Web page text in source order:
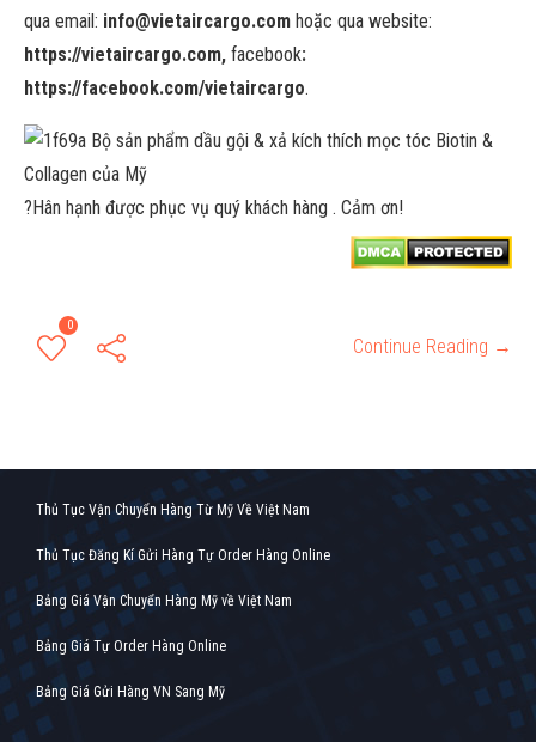
qua email: info@vietaircargo.com hoặc qua website:
https://vietaircargo.com, facebook:
https://facebook.com/vietaircargo.
?Hân hạnh được phục vụ quý khách hàng . Cảm ơn!
0
Continue Reading →
Thủ Tục Vận Chuyển Hàng Từ Mỹ Về Việt Nam
Thủ Tục Đăng Kí Gửi Hàng Tự Order Hàng Online
Bảng Giá Vận Chuyển Hàng Mỹ về Việt Nam
Bảng Giá Tự Order Hàng Online
Bảng Giá Gửi Hàng VN Sang Mỹ